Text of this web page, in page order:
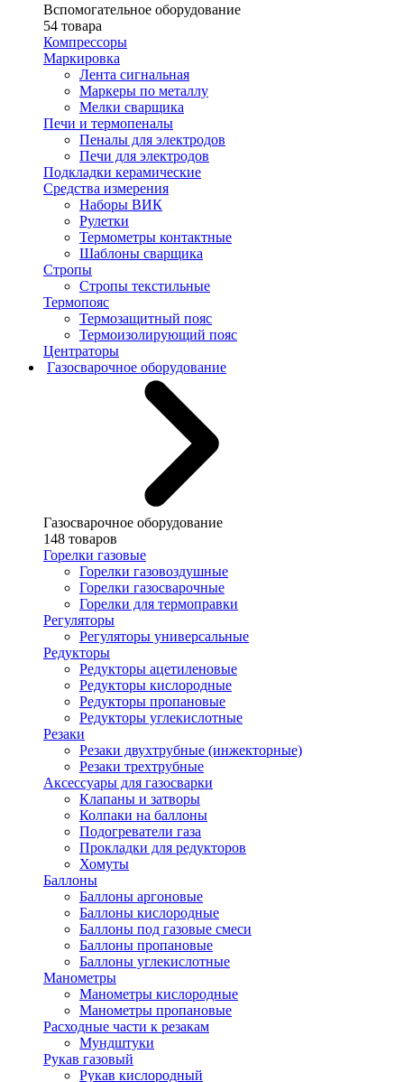
Вспомогательное оборудование
54 товара
Компрессоры
Маркировка
Лента сигнальная
Маркеры по металлу
Мелки сварщика
Печи и термопеналы
Пеналы для электродов
Печи для электродов
Подкладки керамические
Средства измерения
Наборы ВИК
Рулетки
Термометры контактные
Шаблоны сварщика
Стропы
Стропы текстильные
Термопояс
Термозащитный пояс
Термоизолирующий пояс
Центраторы
Газосварочное оборудование
Газосварочное оборудование
148 товаров
Горелки газовые
Горелки газовоздушные
Горелки газосварочные
Горелки для термоправки
Регуляторы
Регуляторы универсальные
Редукторы
Редукторы ацетиленовые
Редукторы кислородные
Редукторы пропановые
Редукторы углекислотные
Резаки
Резаки двухтрубные (инжекторные)
Резаки трехтрубные
Аксессуары для газосварки
Клапаны и затворы
Колпаки на баллоны
Подогреватели газа
Прокладки для редукторов
Хомуты
Баллоны
Баллоны аргоновые
Баллоны кислородные
Баллоны под газовые смеси
Баллоны пропановые
Баллоны углекислотные
Манометры
Манометры кислородные
Манометры пропановые
Расходные части к резакам
Мундштуки
Рукав газовый
Рукав кислородный